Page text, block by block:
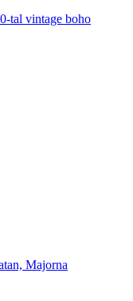
tal vintage boho
Majorna